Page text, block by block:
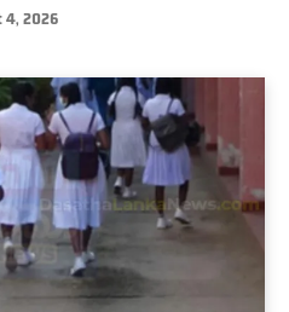
4, 2026